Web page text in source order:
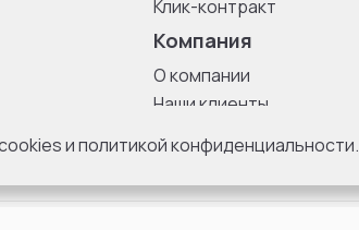
Клик-контракт
Компания
О компании
Наши клиенты
и политикой конфиденциальности.